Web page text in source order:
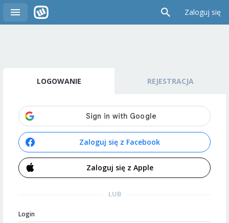
Zaloguj się
LOGOWANIE REJESTRACJA
Zaloguj się z Facebook
Zaloguj się z Apple
LUB
Login